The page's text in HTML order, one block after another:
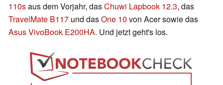
110saus dem Vorjahr, dasChuwi Lapbook 12.3, das
TravelMate B117 und dasOne 10 von Acer sowie das
Asus VivoBook E200HA. Und jetzt geht's los.